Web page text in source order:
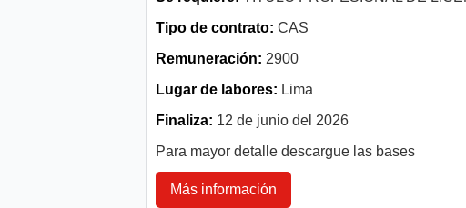
Tipo de contrato: CAS
Remuneración: 2900
Lugar de labores: Lima
Finaliza: 12 de junio del 2026
Para mayor detalle descargue las bases
Más información